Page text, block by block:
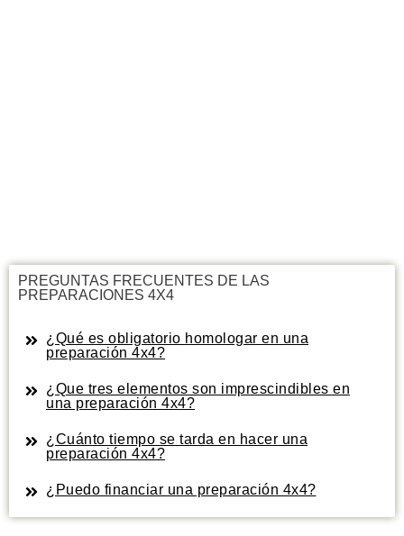
PREGUNTAS FRECUENTES DE LAS
PREPARACIONES 4X4
¿Qué es obligatorio homologar en una
preparación 4x4?
¿Que tres elementos son imprescindibles en
una preparación 4x4?
¿Cuánto tiempo se tarda en hacer una
preparación 4x4?
¿Puedo financiar una preparación 4x4?